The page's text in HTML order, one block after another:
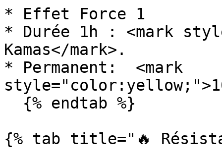
* Effet Force 1
* Durée 1h : <mark
Kamas</mark>.
* Permanent:  <mark
{% tab title="🔥